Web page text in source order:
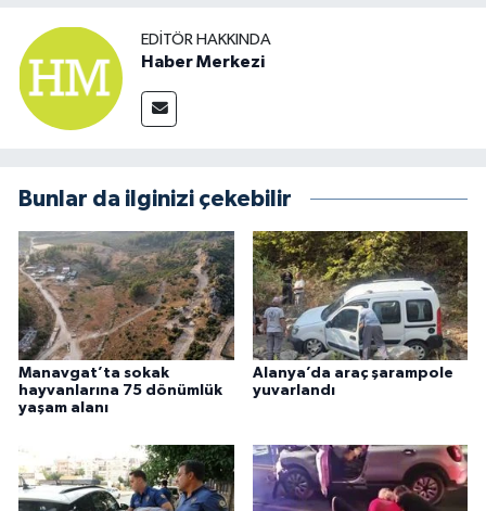
EDITÖR HAKKINDA
Haber Merkezi
Bunlar da ilginizi çekebilir
Manavgat’ta sokak
hayvanlarına 75 dönümlük
yaşam alanı
Alanya’da araç şarampole
yuvarlandı